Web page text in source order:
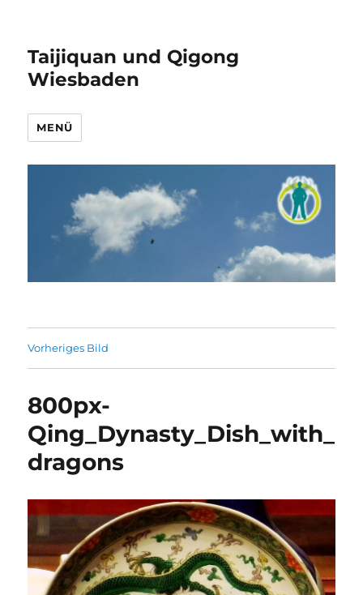
Taijiquan und Qigong
Wiesbaden
MENÜ
Vorheriges Bild
800px-
Qing_Dynasty_Dish_with_
dragons